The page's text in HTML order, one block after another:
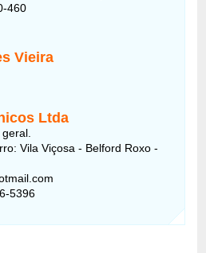
460
Vieira
Ltda
Vila Viçosa - Belford Roxo -
5396